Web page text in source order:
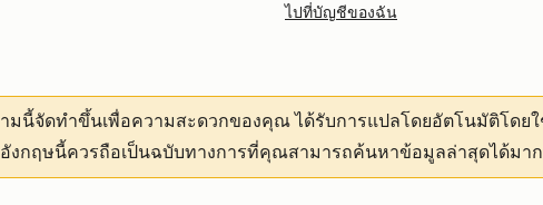
ไปที่บัญชีของฉัน
มนี้จัดทำขึ้นเพื่อความสะดวกของคุณได้รับการแปลโดยอัตโนมัติโดย
งกฤษนี้ควรถือเป็นฉบับทางการที่คุณสามารถค้นหาข้อมูลล่าสุดได้มา